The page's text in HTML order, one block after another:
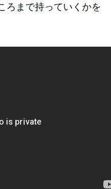
ろまで持っていくかを